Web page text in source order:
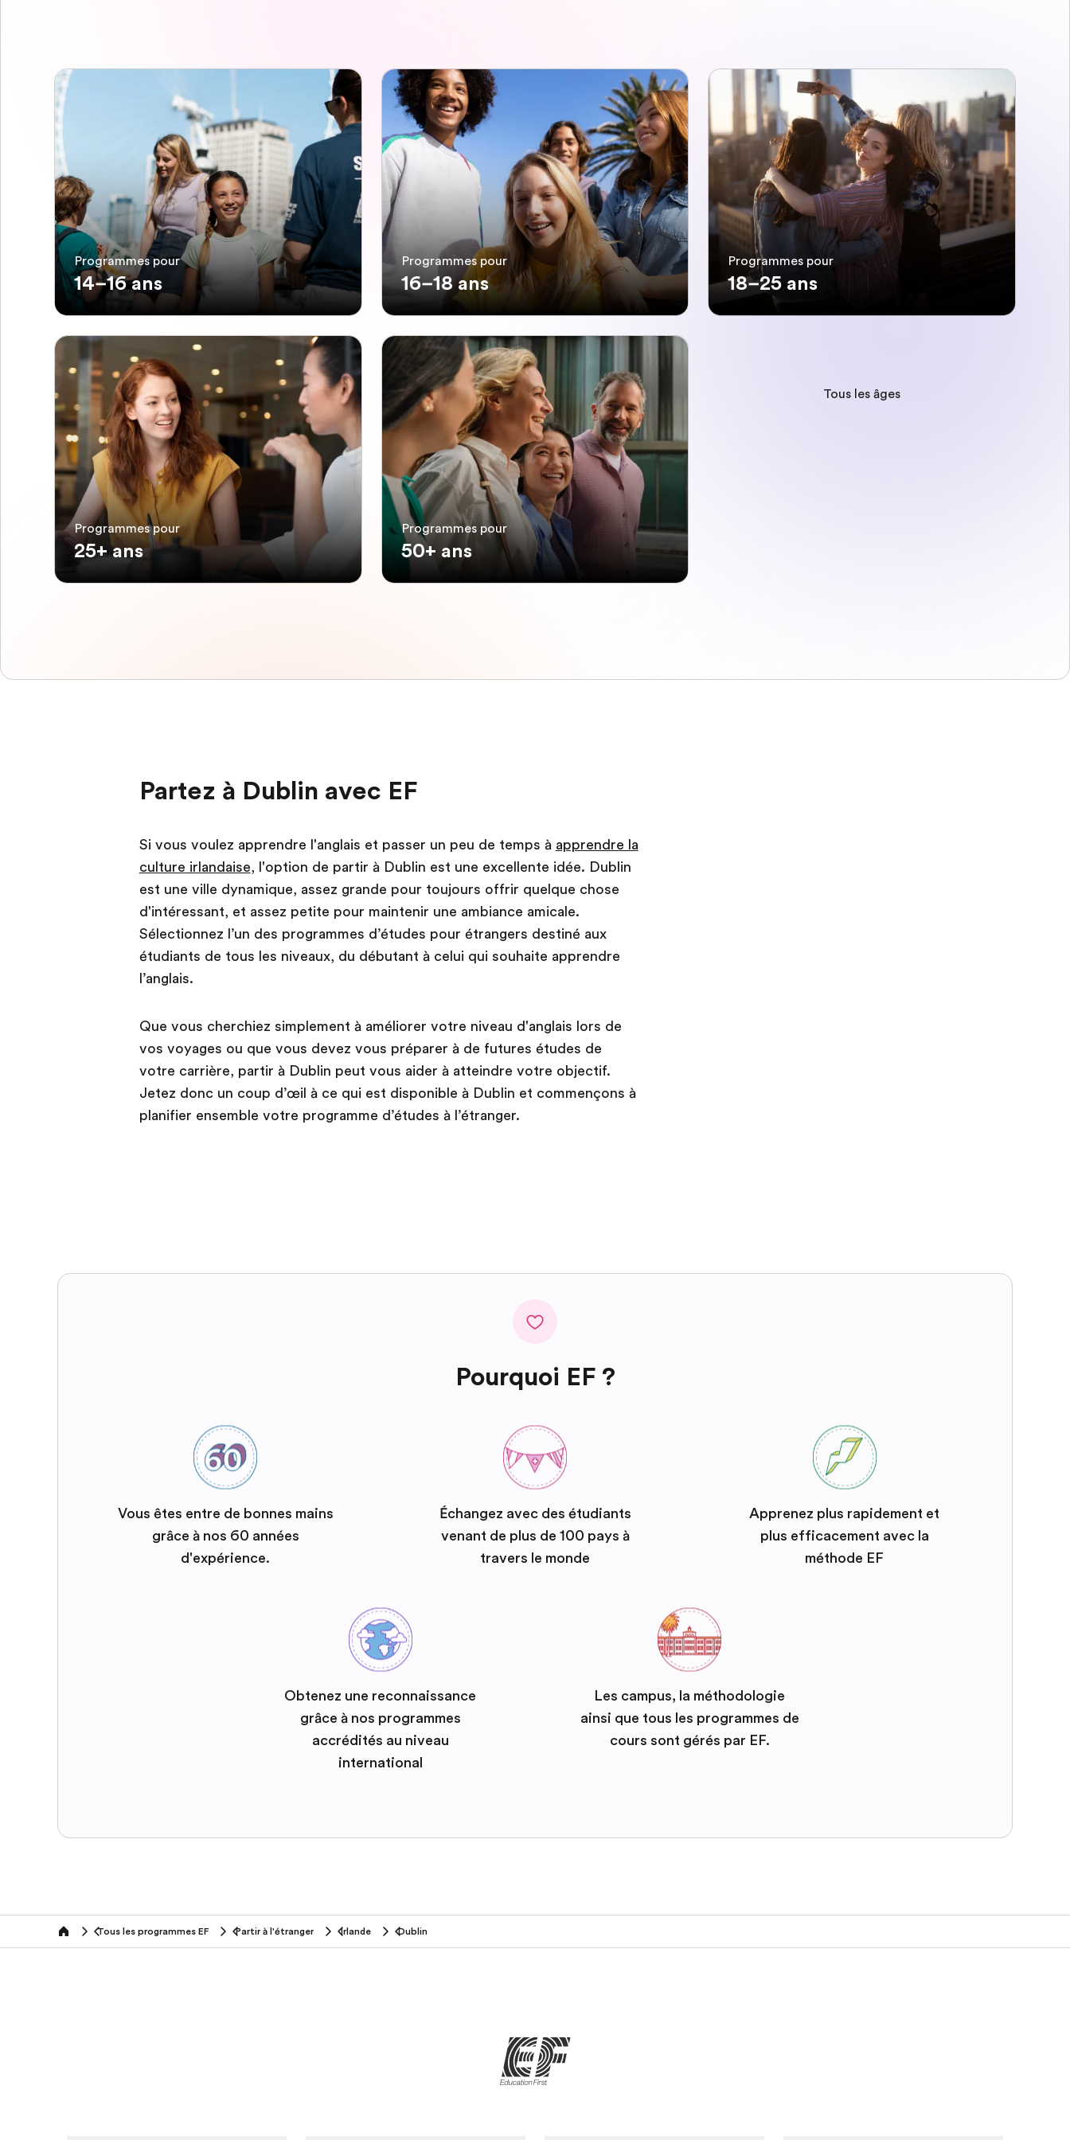
Programmes pour
14–16 ans
Programmes pour
16–18 ans
Programmes pour
18–25 ans
Programmes pour
25+ ans
Programmes pour
50+ ans
Tous les âges
Partez à Dublin avec EF
Si vous voulez apprendre l'anglais et passer un peu de temps à apprendre la
culture irlandaise, l'option de partir à Dublin est une excellente idée. Dublin
est une ville dynamique, assez grande pour toujours offrir quelque chose
d'intéressant, et assez petite pour maintenir une ambiance amicale.
Sélectionnez l’un des programmes d’études pour étrangers destiné aux
étudiants de tous les niveaux, du débutant à celui qui souhaite apprendre
l’anglais.
Que vous cherchiez simplement à améliorer votre niveau d'anglais lors de
vos voyages ou que vous devez vous préparer à de futures études de
votre carrière, partir à Dublin peut vous aider à atteindre votre objectif.
Jetez donc un coup d’œil à ce qui est disponible à Dublin et commençons à
planifier ensemble votre programme d’études à l’étranger.
Pourquoi EF ?
Vous êtes entre de bonnes mains
grâce à nos 60 années
d'expérience.
Échangez avec des étudiants
venant de plus de 100 pays à
travers le monde
Apprenez plus rapidement et
plus efficacement avec la
méthode EF
Obtenez une reconnaissance
grâce à nos programmes
accrédités au niveau
international
Les campus, la méthodologie
ainsi que tous les programmes de
cours sont gérés par EF.
home Tous les programmes EF Partir à l'étranger Irlande Dublin